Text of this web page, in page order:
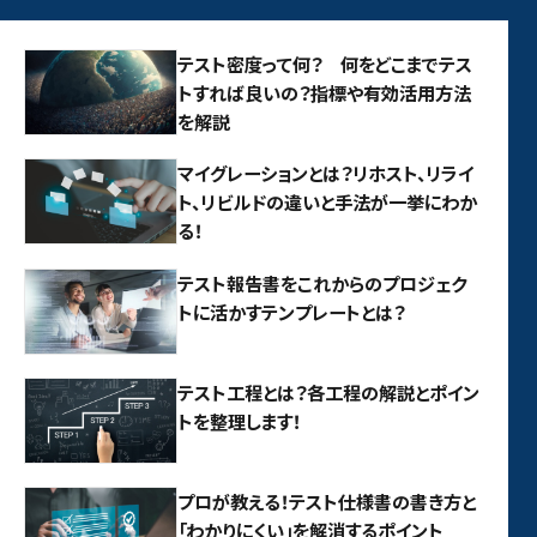
テスト密度って何？ 何をどこまでテス
トすれば良いの？指標や有効活用方法
を解説
マイグレーションとは？リホスト、リライ
ト、リビルドの違いと手法が一挙にわか
る！
テスト報告書をこれからのプロジェク
トに活かすテンプレートとは？
テスト工程とは？各工程の解説とポイン
トを整理します！
プロが教える！テスト仕様書の書き方と
「わかりにくい」を解消するポイント